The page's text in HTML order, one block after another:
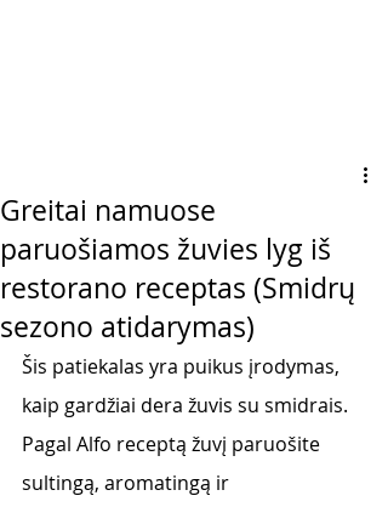
Greitai namuose
paruošiamos žuvies lyg iš
restorano receptas (Smidrų
sezono atidarymas)
Šis patiekalas yra puikus įrodymas,
kaip gardžiai dera žuvis su smidrais.
Pagal Alfo receptą žuvį paruošite
sultingą, aromatingą ir